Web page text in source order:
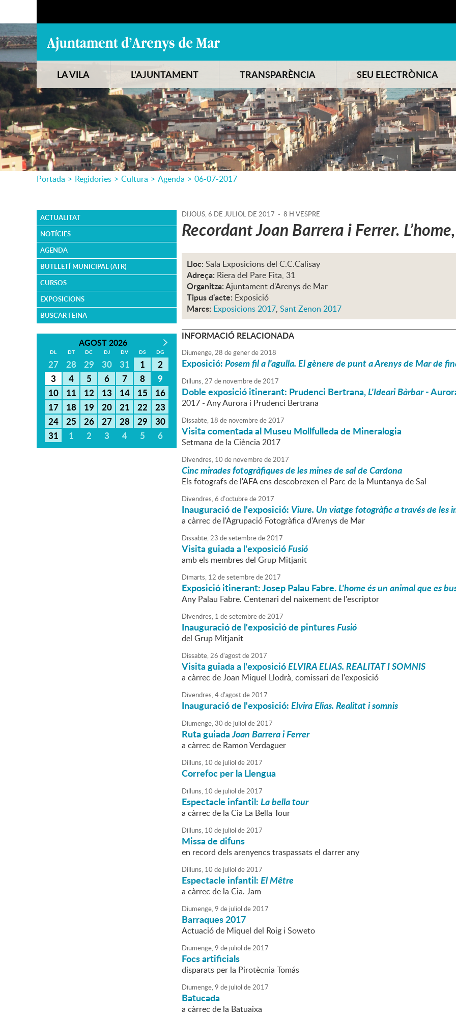
LA VILA L'AJUNTAMENT TRANSPARÈNCIA SEU ELECTRÒNICA
Portada > Regidories > Cultura > Agenda > 06-07-2017
ACTUALITAT
NOTÍCIES
AGENDA
BUTLLETÍ MUNICIPAL (ATR)
CURSOS
EXPOSICIONS
BUSCAR FEINA
AGOST 2026
DL DT DC DJ DV DS DG
27 28 29 30 31 1
2
3
4 5 6 7 8
9
10
11 12 13 14 15
16
17
18 19 20 21 22
23
24
25 26 27 28 29
30
31
1 2 3 4 5 6
DIJOUS,6 DE JULIOL DE 2017 - 8 H VESPRE
Recordant Joan Barrera i Ferrer.
Lloc: Sala Exposicions del C.C.Calisay
Adreça: Riera del Pare Fita, 31
Organitza:Ajuntament d'Arenys de Mar
Tipus d'acte: Exposició
Marcs: Exposicions 2017, Sant Zenon 2017
INFORMACIÓ RELACIONADA
Diumenge,28 degenerde2018
Exposició:Posem fil a l'agulla. El gènere de punt a Arenys de Mar de
Dilluns,27 de novembrede2017
Doble exposició itinerant: Prudenci Bertrana,L'Ideari Bàrbar-
2017 - Any Aurora i Prudenci Bertrana
Dissabte, 18 de novembrede2017
Visita comentada al Museu Mollfulleda de Mineralogia
Setmana de la Ciència 2017
Divendres, 10 de novembrede2017
Cinc mirades fotogràfiques de les mines de sal de Cardona
Els fotografs de l'AFA ens descobrexen el Parc de la Muntanya de Sal
Divendres,6 d'octubrede2017
Inauguració de l'exposició: Viure. Un viatge fotogràfic a través de les
a càrrec de l'Agrupació Fotogràfica d'Arenys de Mar
Dissabte,23 desetembrede2017
Visita guiada a l'exposicióFusió
amb els membres del Grup Mitjanit
Dimarts, 12 desetembrede2017
Exposició itinerant: Josep Palau Fabre.L'home és un animal que es
Any Palau Fabre. Centenari del naixement de l'escriptor
Divendres, 1 desetembrede2017
Inauguració de l'exposició de pinturesFusió
del Grup Mitjanit
Dissabte,26 d'agostde2017
Visita guiada a l'exposicióELVIRA ELIAS. REALITAT I SOMNIS
a càrrec de Joan Miquel Llodrà, comissari de l'exposició
Divendres,4d'agostde2017
Inauguració de l'exposició:Elvira Elias. Realitat i somnis
Diumenge,30 de juliol de2017
Ruta guiadaJoan Barrera i Ferrer
a càrrec de Ramon Verdaguer
Dilluns, 10 de juliol de2017
Correfoc per la Llengua
Dilluns, 10 de juliol de2017
Espectacle infantil:La bella tour
a càrrec de la Cia La Bella Tour
Dilluns, 10 de juliol de2017
Missa de difuns
en record dels arenyencs traspassats el darrer any
Dilluns, 10 de juliol de2017
Espectacle infantil:El Mêtre
a càrrec de la Cia. Jam
Diumenge,9 de juliol de2017
Barraques 2017
Actuació de Miquel del Roig i Soweto
Diumenge,9 de juliol de2017
Focs artificials
disparats per la Pirotècnia Tomás
Diumenge,9 de juliol de2017
Batucada
a càrrec de la Batuaixa